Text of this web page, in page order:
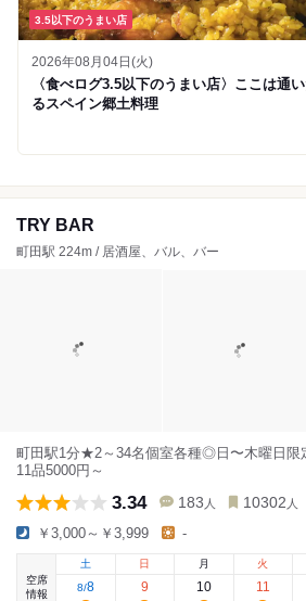
3.5以下のうまい店
2026年08月04日(火)
〈食べログ3.5以下のうまい店〉ここは通
るスペイン郷土料理
TRY BAR
町田駅 224m / 居酒屋、バル、バー
町田駅1分★2～34名個室各種◎日〜木曜日限
11品5000円～
3.34 183 人 10302 人
￥3,000～￥3,999 -
空席
情報
土
8/8
日
9
月
10
火
11